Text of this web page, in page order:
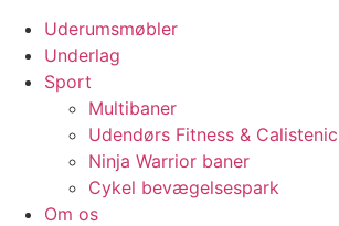
Uderumsmøbler
Underlag
Sport
Multibaner
Udendørs Fitness &
Ninja Warrior baner
Cykel bevægelsespark
Om os